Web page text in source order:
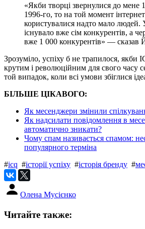
«Якби творці звернулися до мене
1996-го, то на той момент
користувалися надто мало людей.
існувало вже сім конкурентів, а
вже 1 000 конкурентів» — сказав
Зрозуміло, успіху б не трапилося, якби
крутим і революційним для свого часу
той випадок, коли всі умови збіглися
БІЛЬШЕ ЦІКАВОГО:
Як месенджери змінили
Як надсилати повідомлення в
автоматично зникати?
Чому спам називається спамом:
популярного терміна
#icq #історії успіху #історія бренду #
Олена Мусієнко
Читайте также: